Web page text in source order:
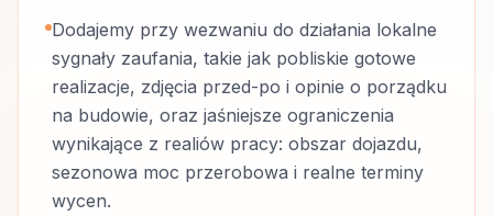
Dodajemy przy wezwaniu do działania lokalne
sygnały zaufania, takie jak pobliskie gotowe
realizacje, zdjęcia przed-po i opinie o porządku
na budowie, oraz jaśniejsze ograniczenia
wynikające z realiów pracy: obszar dojazdu,
sezonowa moc przerobowa i realne terminy
wycen.